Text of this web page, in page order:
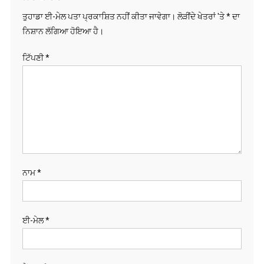
ਤੁਹਾਡਾ ਈ-ਮੇਲ ਪਤਾ ਪ੍ਰਕਾਸ਼ਿਤ ਨਹੀਂ ਕੀਤਾ ਜਾਵੇਗਾ। ਲੋੜੀਂਦੇ ਖੇਤਰਾਂ 'ਤੇ*ਦਾ
ਨਿਸ਼ਾਨ ਲੱਗਿਆ ਹੋਇਆ ਹੈ।
ਟਿੱਪਣੀ*
ਨਾਮ*
ਈ-ਮੇਲ*